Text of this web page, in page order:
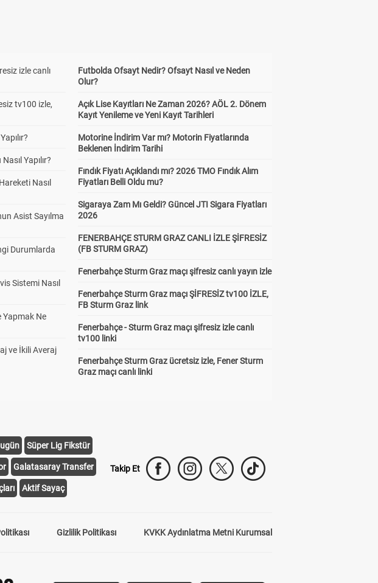
izle canlı
tv100 izle,
Yapılır?
Nasıl
Asist Sayılma
Durumlarda
Sistemi Nasıl
Yapmak Ne
ve İkili Averaj
Futbolda Ofsayt Nedir? Ofsayt Nasıl ve Neden
Olur?
Açık Lise Kayıtları Ne Zaman 2026? AÖL 2. Dönem
Kayıt Yenileme ve Yeni Kayıt Tarihleri
Motorine İndirim Var mı? Motorin Fiyatlarında
Beklenen İndirim Tarihi
Fındık Fiyatı Açıklandı mı? 2026 TMO Fındık Alım
Fiyatları Belli Oldu mu?
Sigaraya Zam Mı Geldi? Güncel JTI Sigara Fiyatları
2026
FENERBAHÇE STURM GRAZ CANLI İZLE ŞİFRESİZ
(FB STURM GRAZ)
Fenerbahçe Sturm Graz maçı şifresiz canlı yayın izle
Fenerbahçe Sturm Graz maçı ŞİFRESİZ tv100 İZLE,
FB Sturm Graz link
Fenerbahçe - Sturm Graz maçı şifresiz izle canlı
tv100 linki
Fenerbahçe Sturm Graz ücretsiz izle, Fener Sturm
Graz maçı canlı linki
Süper Lig Fikstür
Galatasaray Transfer
Aktif Sayaç
Takip Et
Gizlilik Politikası KVKK Aydınlatma Metni Kurumsal